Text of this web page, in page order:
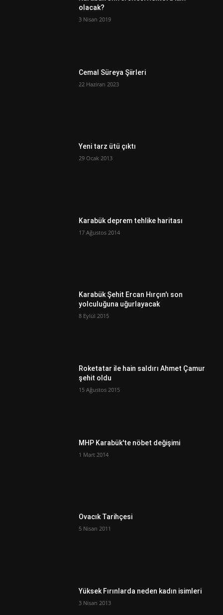
olacak?
3 Nisan 2019
Cemal Süreya Şiirleri
22 Haziran 2023
Yeni tarz ütü çıktı
29 Ocak 2013
Karabük deprem tehlike haritası
17 Ağustos 2014
Karabük Şehit Ercan Hırçın'ı son
yolculuğuna uğurlayacak
8 Eylül 2015
Roketatar ile hain saldırı Ahmet Çamur
şehit oldu
15 Ağustos 2015
MHP Karabük'te nöbet değişimi
1 Mart 2014
Ovacık Tarihçesi
5 Nisan 2011
Yüksek Fırınlarda neden kadın isimleri
3 Nisan 2013